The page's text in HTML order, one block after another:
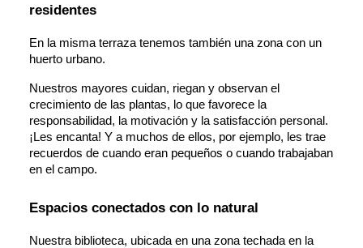
residentes
En la misma terraza tenemos también una zona con un
huerto urbano.
Nuestros mayores cuidan, riegan y observan el
crecimiento de las plantas, lo que favorece la
responsabilidad, la motivación y la satisfacción personal.
¡Les encanta! Y a muchos de ellos, por ejemplo, les trae
recuerdos de cuando eran pequeños o cuando trabajaban
en el campo.
Espacios conectados con lo natural
Nuestra biblioteca, ubicada en una zona techada en la